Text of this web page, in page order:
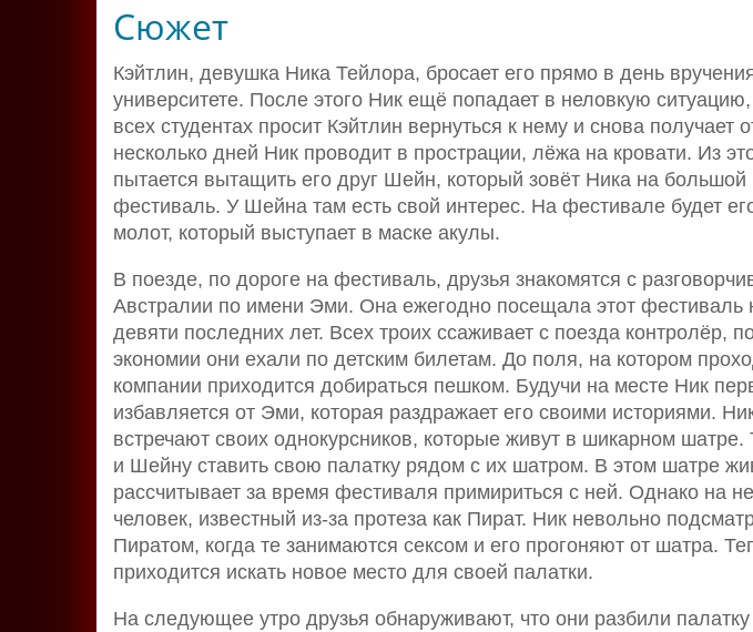
Сюжет
Кэйтлин, девушка Ника Тейлора, бросает его прямо в день
университете. После этого Ник ещё попадает в неловкую
всех студентах просит Кэйтлин вернуться к нему и снова
несколько дней Ник проводит в прострации, лёжа на кровати. Из
пытается вытащить его друг Шейн, который зовёт Ника на
фестиваль. У Шейна там есть свой интерес. На фестивале будет
молот, который выступает в маске акулы.
В поезде, по дороге на фестиваль, друзья знакомятся с
Австралии по имени Эми. Она ежегодно посещала этот фестиваль
девяти последних лет. Всех троих ссаживает с поезда контролёр,
экономии они ехали по детским билетам. До поля, на котором
компании приходится добираться пешком. Будучи на месте Ник
избавляется от Эми, которая раздражает его своими историями.
встречают своих однокурсников, которые живут в шикарном
и Шейну ставить свою палатку рядом с их шатром. В этом шатре
рассчитывает за время фестиваля примириться с ней. Однако на
человек, известный из-за протеза как Пират. Ник невольно
Пиратом, когда те занимаются сексом и его прогоняют от шатра.
приходится искать новое место для своей палатки.
На следующее утро друзья обнаруживают, что они разбили